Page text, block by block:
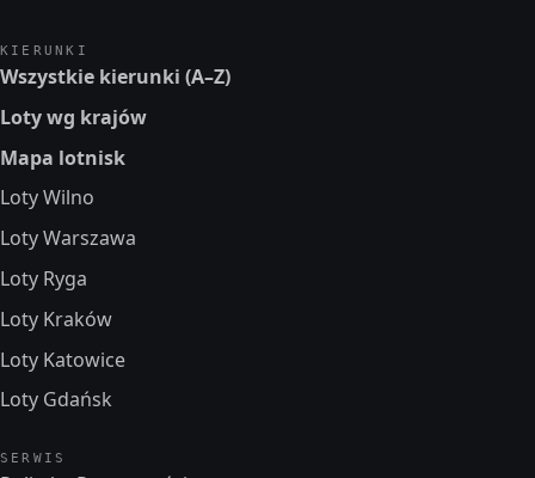
KIERUNKI
Wszystkie kierunki (A–Z)
Loty wg krajów
Mapa lotnisk
Loty Wilno
Loty Warszawa
Loty Ryga
Loty Kraków
Loty Katowice
Loty Gdańsk
SERWIS